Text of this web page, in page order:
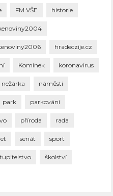
FM VŠE historie
hradeczije.cz
Komínek koronavirus
nežárka náměstí
park parkování
příroda rada
senát sport
školství